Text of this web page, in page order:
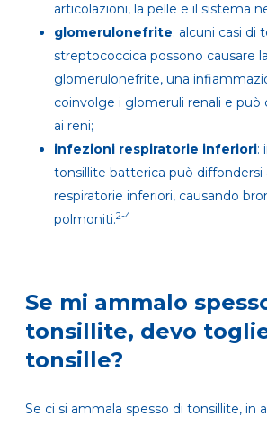
articolazioni, la pelle e il sistema
glomerulonefrite: alcuni casi di
streptococcica possono causare la
glomerulonefrite, una
coinvolge i glomeruli renali e può
ai reni;
infezioni respiratorie inferiori:
tonsillite batterica può diffondersi
respiratorie inferiori, causando
polmoniti.2-4
Se mi ammalo
tonsillite, devo
tonsille?
Se ci si ammala spesso di tonsillite, in